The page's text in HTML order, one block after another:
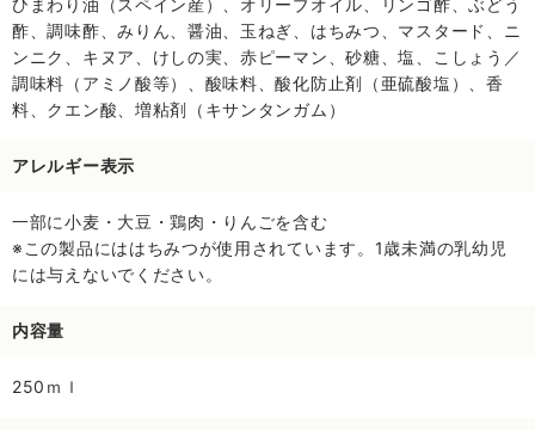
ひまわり油（スペイン産）、オリーブオイル、リンゴ酢、ぶどう
酢、調味酢、みりん、醤油、玉ねぎ、はちみつ、マスタード、ニ
ンニク、キヌア、けしの実、赤ピーマン、砂糖、塩、こしょう／
調味料（アミノ酸等）、酸味料、酸化防止剤（亜硫酸塩）、香
料、クエン酸、増粘剤（キサンタンガム）
アレルギー表示
一部に小麦・大豆・鶏肉・りんごを含む
※この製品にははちみつが使用されています。1歳未満の乳幼児
には与えないでください。
内容量
250ｍｌ